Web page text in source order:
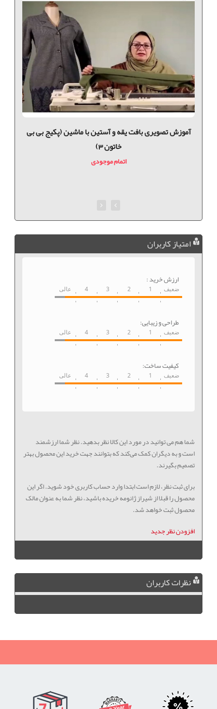
آموزش تصویری بافت یقه و آستین با ماشین (پکیج بی بی
خاتون 3)
اتمام موجودی
امتیاز کاربران
ارزش خرید :
ضعیف 1
2
3
4 عالی
طراحی و زیبایی:
ضعیف 1
2
3
4 عالی
کیفیت ساخت:
ضعیف 1
2
3
4 عالی
شما هم می توانید در مورد این کالا نظر بدهید. نظر شما ارزشمند
است و به دیگران کمک می‌کند که بتوانند جهت خرید این محصول بهتر
تصمیم بگیرند.
برای ثبت نظر، لازم است ابتدا وارد حساب کاربری خود شوید. اگر این
محصول را قبلا از شیراز ژانومه خریده باشید، نظر شما به عنوان مالک
محصول ثبت خواهد شد.
افزودن نظر جدید
نظرات کاربران